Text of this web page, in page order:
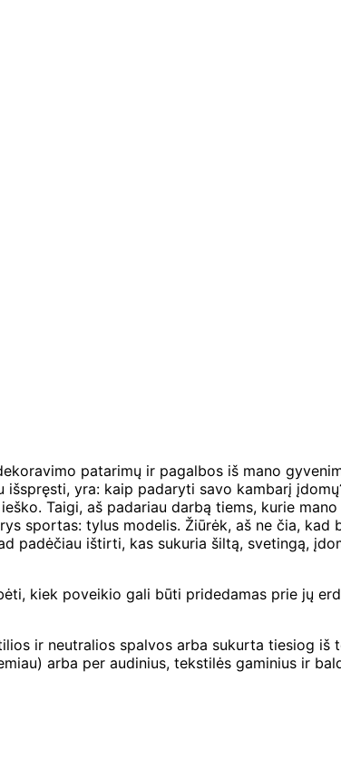
patarimų ir pagalbos iš mano
yra: kaip padaryti savo kambarį
Taigi, aš padariau darbą tiems, kurie
sportas: tylus modelis. Žiūrėk, aš ne čia, kad
padėčiau ištirti, kas sukuria šiltą, svetingą,
kiek poveikio gali būti pridedamas prie jų
ir neutralios spalvos arba sukurta tiesiog iš
arba per audinius, tekstilės gaminius ir